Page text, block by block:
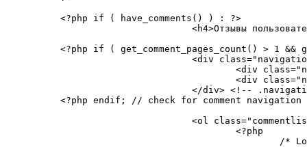
<?php if ( have_comments() ) : ?>
<?php if ( get_comment_pages_count() > 1
<?php endif; // check for comment navigation